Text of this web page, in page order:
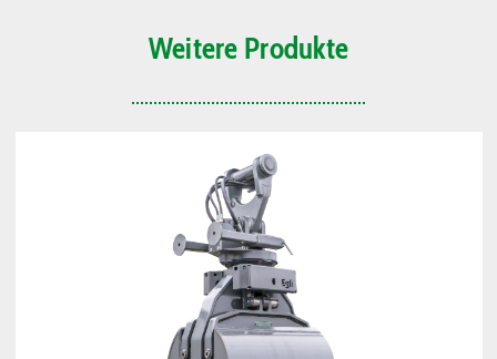
Weitere Produkte